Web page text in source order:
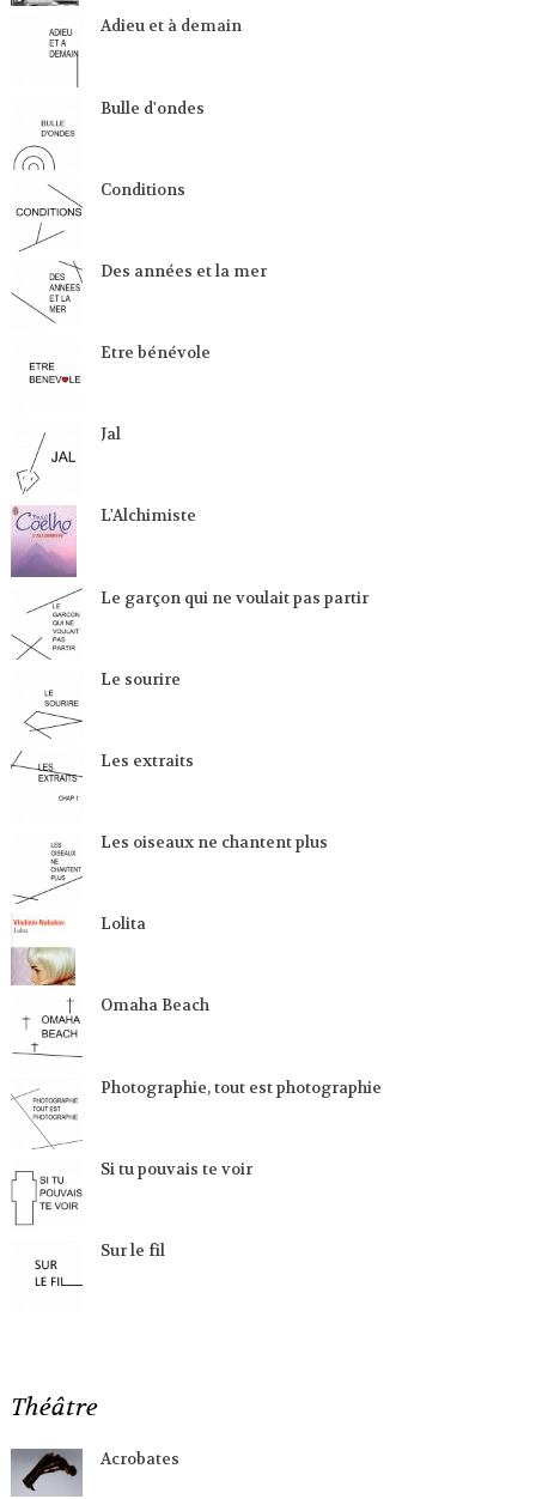
Adieu et à demain
Bulle d'ondes
Conditions
Des années et la mer
Etre bénévole
Jal
L'Alchimiste
Le garçon qui ne voulait pas partir
Le sourire
Les extraits
Les oiseaux ne chantent plus
Lolita
Omaha Beach
Photographie, tout est photographie
Si tu pouvais te voir
Sur le fil
Théâtre
Acrobates